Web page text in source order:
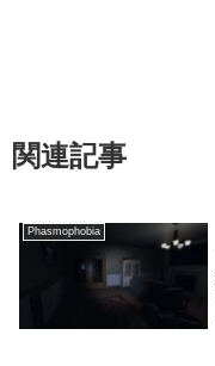
関連記事
Phasmophobia